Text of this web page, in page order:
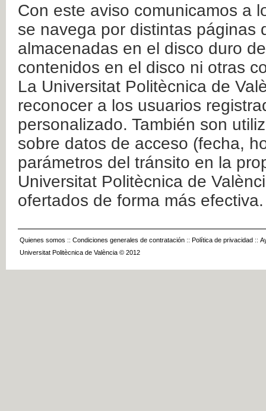
Con este aviso comunicamos a
se navega por distintas páginas
almacenadas en el disco duro
contenidos en el disco ni otras
La Universitat Politècnica de
reconocer a los usuarios
personalizado. También son
sobre datos de acceso (fecha,
parámetros del tránsito en la
Universitat Politècnica de
ofertados de forma más efectiva.
Quienes somos :: Condiciones generales de contratación :: Política de privacidad ::
Universitat Politècnica de València © 2012